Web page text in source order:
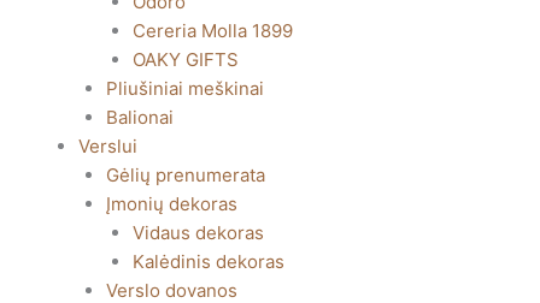
Cereria Molla 1899
OAKY GIFTS
Pliušiniai meškinai
Balionai
Verslui
Gėlių prenumerata
Įmonių dekoras
Vidaus dekoras
Kalėdinis dekoras
Verslo dovanos